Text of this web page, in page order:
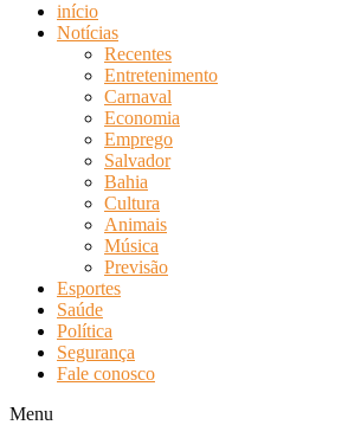
início
Notícias
Recentes
Entretenimento
Carnaval
Economia
Emprego
Salvador
Bahia
Cultura
Animais
Música
Previsão
Esportes
Saúde
Política
Segurança
Fale conosco
Menu